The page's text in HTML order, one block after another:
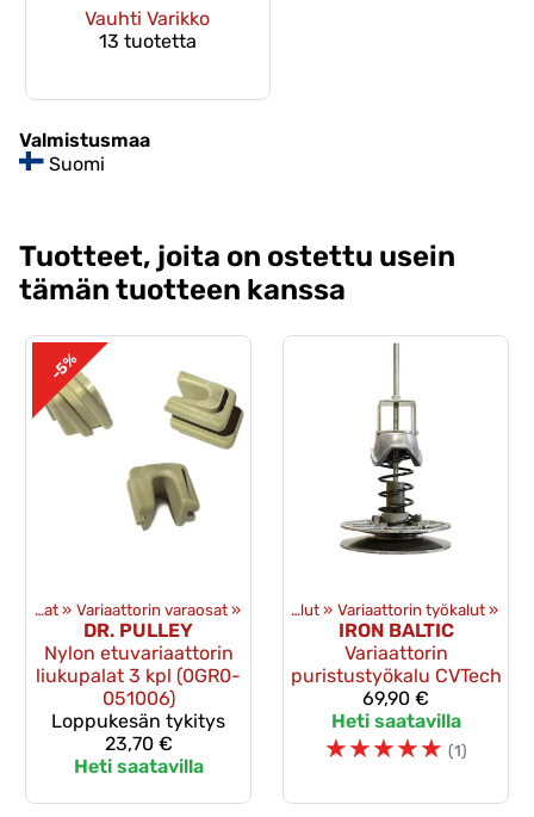
Vauhti Varikko
13 tuotetta
Valmistusmaa
Suomi
Tuotteet, joita on ostettu usein
tämän tuotteen kanssa
-5%
Variaattorin osat ‪» Variaattorin varaosat ‪»
DR. PULLEY
Nylon etuvariaattorin
liukupalat 3 kpl (0GR0-
051006)
Loppukesän tykitys
23,70 €
Heti saatavilla
‪» Työkalut ja tarvikkeet ‪» Käsityökalut ‪» Variaattorin työkalut ‪»
IRON BALTIC
Variaattorin
puristustyökalu CVTech
69,90 €
Heti saatavilla
☆☆☆☆☆ (1)